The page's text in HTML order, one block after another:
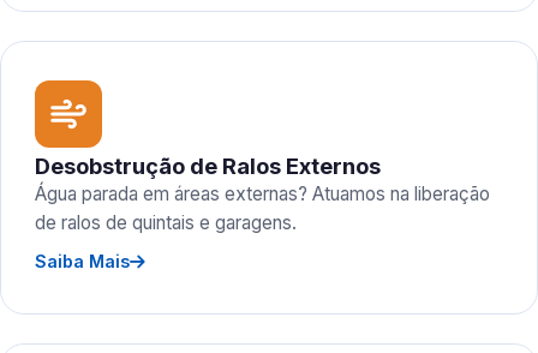
Desobstrução de Ralos Externos
Água parada em áreas externas? Atuamos na liberação
de ralos de quintais e garagens.
Saiba Mais